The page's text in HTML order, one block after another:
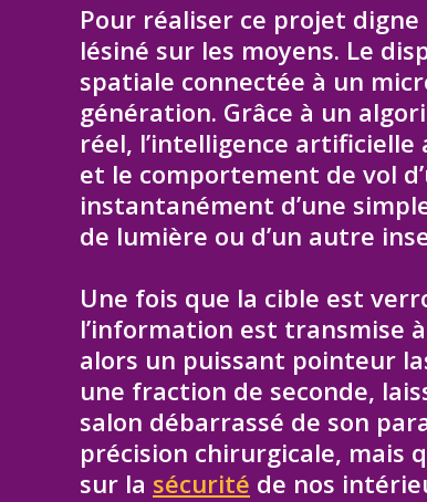
Pour réaliser ce projet digne
lésiné sur les moyens. Le
spatiale connectée à un
génération. Grâce à un
réel, l’intelligence
et le comportement de vol
instantanément d’une
de lumière ou d’un autre
Une fois que la cible est
l’information est transmise
alors un puissant pointeur
une fraction de seconde,
salon débarrassé de son
précision chirurgicale, mais
sur la sécurité de nos